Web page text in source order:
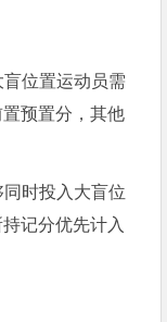
位置运动员需
预置分，其他
时投入大盲位
记分优先计入